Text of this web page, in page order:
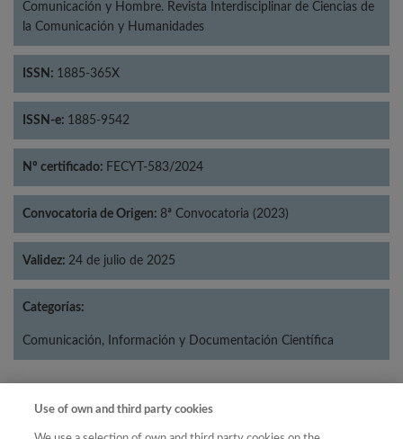
Comunicación y Hombre. Revista Interdisciplinar de Ciencias de
la Comunicación y Humanidades
ISSN: 1885-365X
ISSN-e: 1885-9542
Nº certificado: FECYT-583/2024
Convocatoria de Origen: 8ª Convocatoria (2023)
Validez: 24 de julio de 2025
Categorías:
Comunicación, Información y Documentación Científica
Use of own and third party cookies